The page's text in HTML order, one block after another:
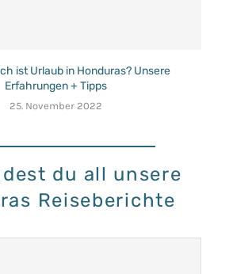
ist Urlaub in Honduras? Unsere
Erfahrungen + Tipps
25. November 2022
du all unsere
Reiseberichte